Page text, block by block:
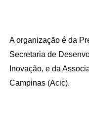
A organização é da
Secretaria de
Inovação, e da
Campinas (Acic).